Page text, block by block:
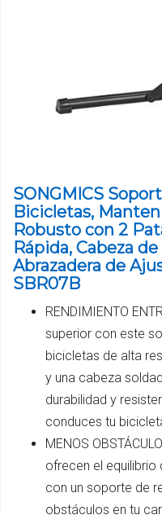
SONGMICS
Bicicletas,
Robusto con 2
Rápida, Cabeza
Abrazadera de
SBR07B
RENDIMIENTO
superior con este
bicicletas de alta
y una cabeza
durabilidad y
conduces tu
MENOS
ofrecen el equilibrio
con un soporte de
obstáculos en tu